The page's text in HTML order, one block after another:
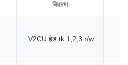
विवरण
V2CU हेड tk 1,2,3 r/w